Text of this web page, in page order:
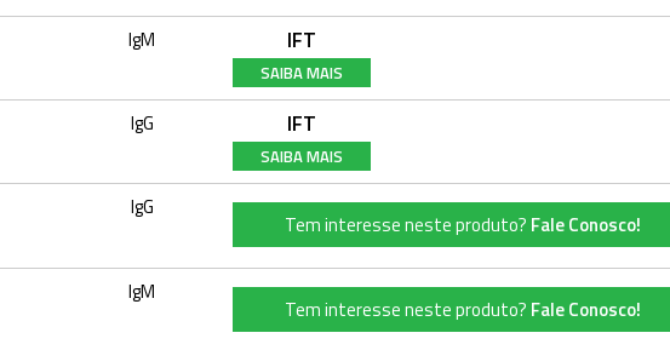
IgM IFT
SAIBA MAIS
IgG IFT
SAIBA MAIS
IgG
Tem interesse neste produto? Fale Conosco!
IgM
Tem interesse neste produto? Fale Conosco!